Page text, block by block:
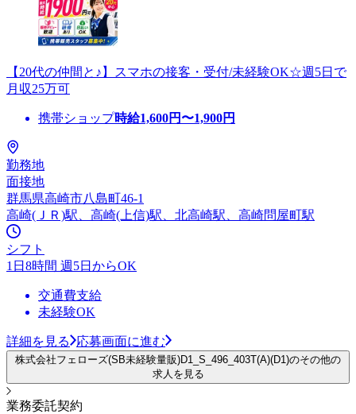
【20代の仲間と♪】スマホの接客・受付/未経験OK☆週5日で
月収25万可
携帯ショップ時給1,600円〜1,900円
勤務地
面接地
群馬県高崎市八島町46-1
高崎(ＪＲ)駅、高崎(上信)駅、北高崎駅、高崎問屋町駅
シフト
1日8時間 週5日からOK
交通費支給
未経験OK
詳細を見る 応募画面に進む
株式会社フェローズ(SB未経験量販)D1_S_496_403T(A)(D1)のその他の
求人を見る
業務委託契約